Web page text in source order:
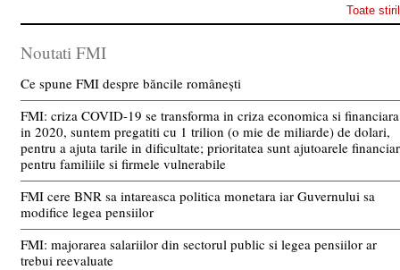
Toate
Noutati FMI
Ce spune FMI despre băncile românești
FMI: criza COVID-19 se transforma in criza economica si financiara
in 2020, suntem pregatiti cu 1 trilion (o mie de miliarde) de dolari,
pentru a ajuta tarile in dificultate; prioritatea sunt ajutoarele
pentru familiile si firmele vulnerabile
FMI cere BNR sa intareasca politica monetara iar Guvernului sa
modifice legea pensiilor
FMI: majorarea salariilor din sectorul public si legea pensiilor ar
trebui reevaluate